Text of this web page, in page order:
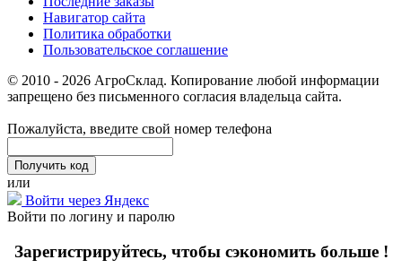
Навигатор сайта
Политика обработки
Пользовательское соглашение
© 2010 - 2026 АгроСклад. Копирование любой информации
запрещено без письменного согласия владельца сайта.
Пожалуйста, введите свой номер телефона
или
Войти через Яндекс
Войти по логину и паролю
Зарегистрируйтесь, чтобы сэкономить больше !